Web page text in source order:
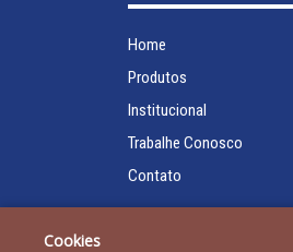
Home
Produtos
Institucional
Trabalhe Conosco
Contato
Cookies